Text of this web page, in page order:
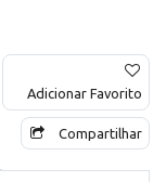
Adicionar Favorito
Compartilhar